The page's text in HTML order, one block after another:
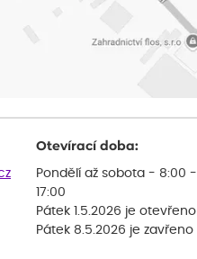
Otevírací doba:
Pondělí až sobota - 8:00 -
17:00
Pátek 1.5.2026 je otevřeno
Pátek 8.5.2026 je zavřeno